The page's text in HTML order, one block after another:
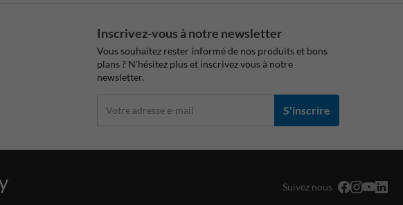
Inscrivez-vous à notre newsletter
Vous souhaitez rester informé de nos produits et bons
plans ? N'hésitez plus et inscrivez vous à notre
newsletter.
S'inscrire
Suivez nous